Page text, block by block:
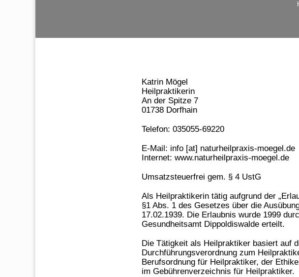
Katrin Mögel
Heilpraktikerin
An der Spitze 7
01738 Dorfhain
Telefon: 035055-69220
E-Mail: info [at] naturheilpraxis-moegel.de
Internet: www.naturheilpraxis-moegel.de
Umsatzsteuerfrei gem. § 4 UstG
Als Heilpraktikerin tätig aufgrund der
§1 Abs. 1 des Gesetzes über die
17.02.1939. Die Erlaubnis wurde 1999
Gesundheitsamt Dippoldiswalde erteilt.
Die Tätigkeit als Heilpraktiker basiert auf
Durchführungsverordnung zum
Berufsordnung für Heilpraktiker, der
im Gebührenverzeichnis für Heilpraktiker.